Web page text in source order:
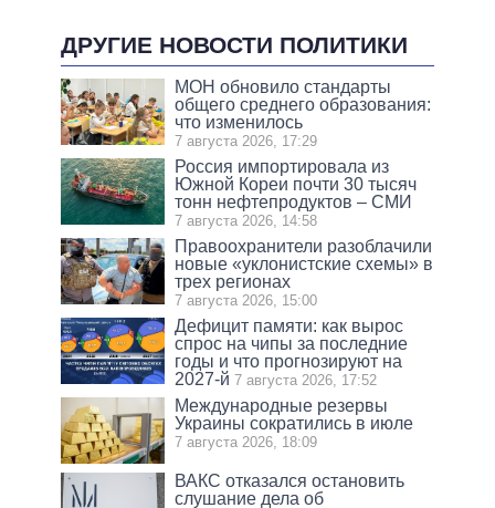
ДРУГИЕ НОВОСТИ ПОЛИТИКИ
МОН обновило стандарты
общего среднего образования:
что изменилось
7 августа 2026, 17:29
Россия импортировала из
Южной Кореи почти 30 тысяч
тонн нефтепродуктов – СМИ
7 августа 2026, 14:58
Правоохранители разоблачили
новые «уклонистские схемы» в
трех регионах
7 августа 2026, 15:00
Дефицит памяти: как вырос
спрос на чипы за последние
годы и что прогнозируют на
2027-й 7 августа 2026, 17:52
Международные резервы
Украины сократились в июле
7 августа 2026, 18:09
ВАКС отказался остановить
слушание дела об